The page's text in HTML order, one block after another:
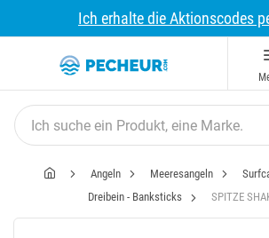
Ich erhalte die Aktionscodes
Angeln Meeresangeln
Dreibein - Banksticks
SPITZE